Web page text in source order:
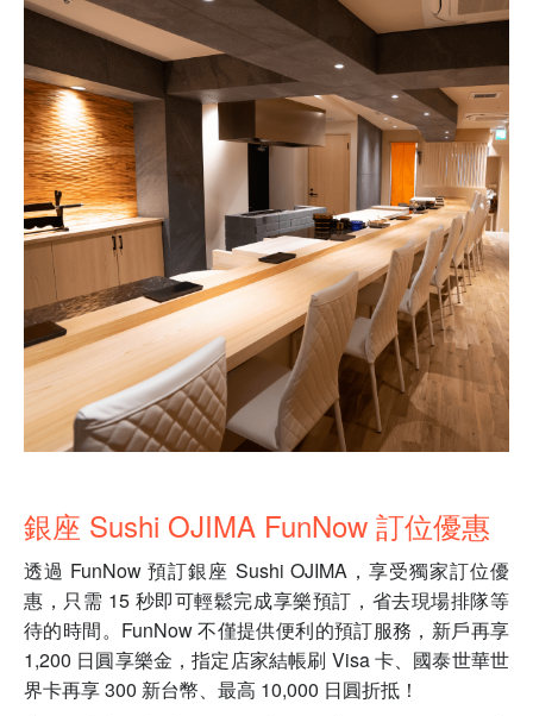
銀座 Sushi OJIMA FunNow 訂位優惠
透過 FunNow 預訂銀座 Sushi OJIMA，享受獨家訂位優
惠，只需 15 秒即可輕鬆完成享樂預訂，省去現場排隊等
待的時間。FunNow 不僅提供便利的預訂服務，新戶再享
1,200 日圓享樂金，指定店家結帳刷 Visa 卡、國泰世華世
界卡再享 300 新台幣、最高 10,000 日圓折抵！